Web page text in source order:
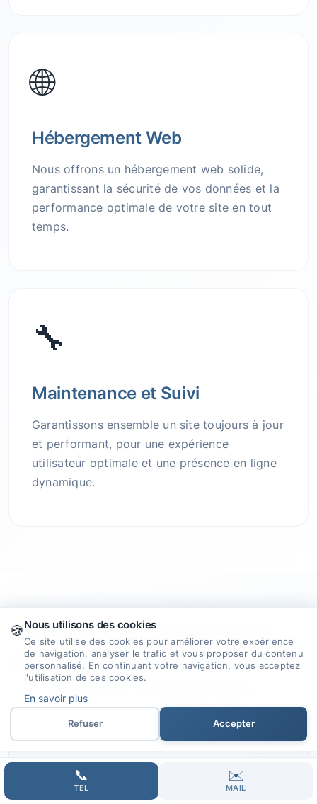
🌐
Hébergement Web
Nous offrons un hébergement web solide,
garantissant la sécurité de vos données et la
performance optimale de votre site en tout
temps.
🔧
Maintenance et Suivi
Garantissons ensemble un site toujours à jour
et performant, pour une expérience
utilisateur optimale et une présence en ligne
dynamique.
Pourquoi choisir notre
agence pour créer votre site
internet à Aiglemont ?
🎯
📞
TEL
✉️
MAIL
🍪Nous utilisons des cookies
Ce site utilise des cookies pour améliorer votre expérience
de navigation, analyser le trafic et vous proposer du contenu
personnalisé. En continuant votre navigation, vous acceptez
l'utilisation de ces cookies.
En savoir plus
Refuser Accepter